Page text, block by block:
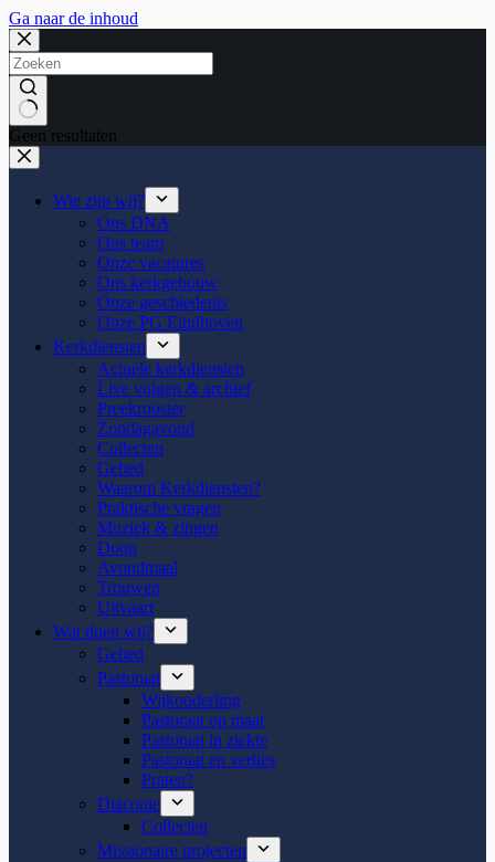
Ga naar de inhoud
Geen resultaten
Wie zijn wij?
Ons DNA
Ons team
Onze vacatures
Ons kerkgebouw
Onze geschiedenis
Onze PG Eindhoven
Kerkdiensten
Actuele kerkdiensten
Live volgen & archief
Preekrooster
Zondagavond
Collecten
Gebed
Waarom Kerkdiensten?
Praktische vragen
Muziek & zingen
Doop
Avondmaal
Trouwen
Uitvaart
Wat doen wij?
Gebed
Pastoraat
Wijkouderling
Pastoraat op maat
Pastoraat in ziekte
Pastoraat en verlies
Praten?
Diaconie
Collecten
Missionaire projecten